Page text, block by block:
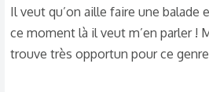
Il veut qu’on aille faire une balade
ce moment là il veut m’en parler !
trouve très opportun pour ce